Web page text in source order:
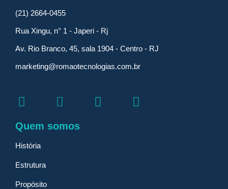
(21) 2664-0455
Rua Xingu, n° 1 - Japeri - Rj
Av. Rio Branco, 45, sala 1904 - Centro - RJ
marketing@romaotecnologias.com.br
Quem somos
História
Estrutura
Propósito